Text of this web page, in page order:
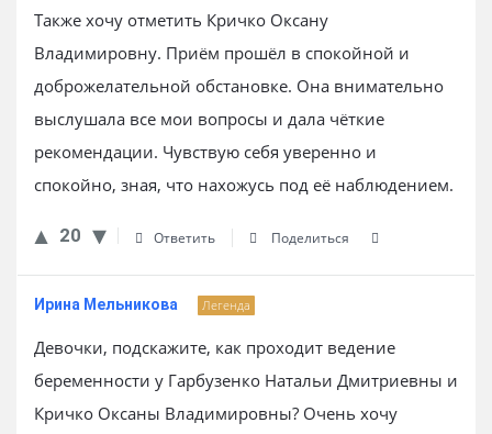
Также хочу отметить Кричко Оксану
Владимировну. Приём прошёл в спокойной и
доброжелательной обстановке. Она внимательно
выслушала все мои вопросы и дала чёткие
рекомендации. Чувствую себя уверенно и
спокойно, зная, что нахожусь под её наблюдением.
20 Ответить Поделиться
Ирина Мельникова Легенда
Девочки, подскажите, как проходит ведение
беременности у Гарбузенко Натальи Дмитриевны и
Кричко Оксаны Владимировны? Очень хочу